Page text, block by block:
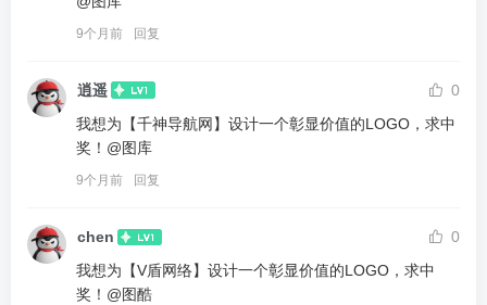
9个月前 回复
逍遥
0
我想为【千神导航网】设计一个彰显价值的LOGO，求中
奖！@图库
9个月前 回复
chen
0
我想为【V盾网络】设计一个彰显价值的LOGO，求中
奖！@图酷